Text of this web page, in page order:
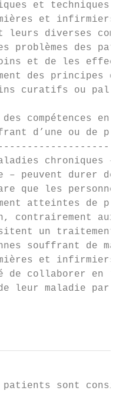
et techniques
et infirmiers
leurs diverses
problèmes des
et de les
des principes de
curatifs ou
compétences en
d’une ou de
chroniques –
– peuvent durer des
que les personnes
atteintes de
contrairement aux
un traitement
souffrant de
et infirmiers
de collaborer en
leur maladie par
patients sont